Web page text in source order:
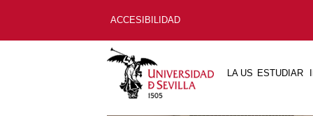
ACCESIBILIDAD
LA US ESTUDIAR